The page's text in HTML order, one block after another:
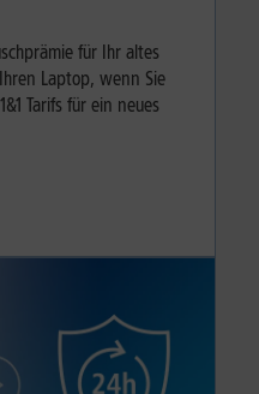
für Ihr altes
Laptop, wenn Sie
Tarifs für ein neues